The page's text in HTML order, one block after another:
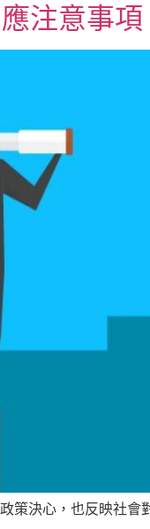
注意事項
策決心，也反映社會